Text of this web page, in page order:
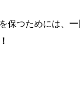
保つためには、一